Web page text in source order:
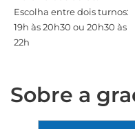
Escolha entre dois turnos:
19h às 20h30 ou 20h30 às
22h
Sobre a